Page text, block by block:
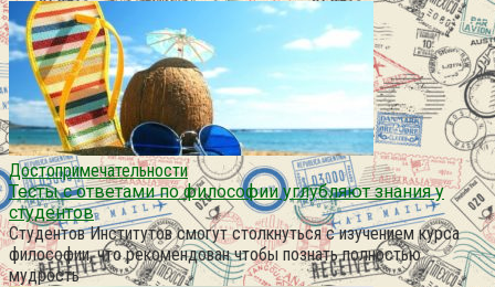
Достопримечательности
Тесты с ответами по философии углубляют знания у
студентов
Студентов Институтов смогут столкнуться с изучением курса
философии, что рекомендован чтобы познать полностью
мудрость